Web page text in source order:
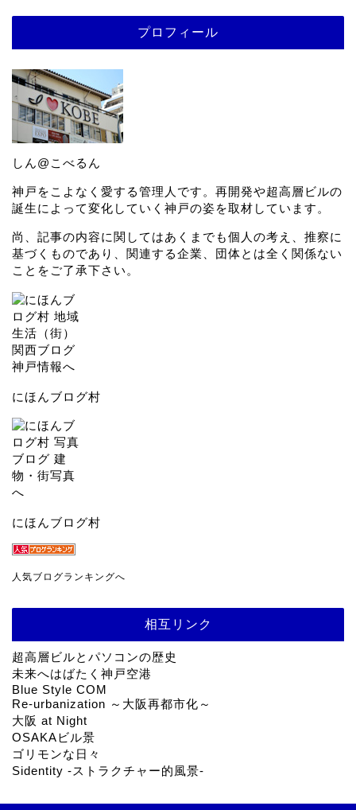
プロフィール
しん@こべるん
神戸をこよなく愛する管理人です。再開発や超高層ビルの
誕生によって変化していく神戸の姿を取材しています。
尚、記事の内容に関してはあくまでも個人の考え、推察に
基づくものであり、関連する企業、団体とは全く関係ない
ことをご了承下さい。
にほんブログ村
にほんブログ村
人気ブログランキングへ
相互リンク
超高層ビルとパソコンの歴史
未来へはばたく神戸空港
Blue Style COM
Re-urbanization ～大阪再都市化～
大阪 at Night
OSAKAビル景
ゴリモンな日々
Sidentity -ストラクチャー的風景-